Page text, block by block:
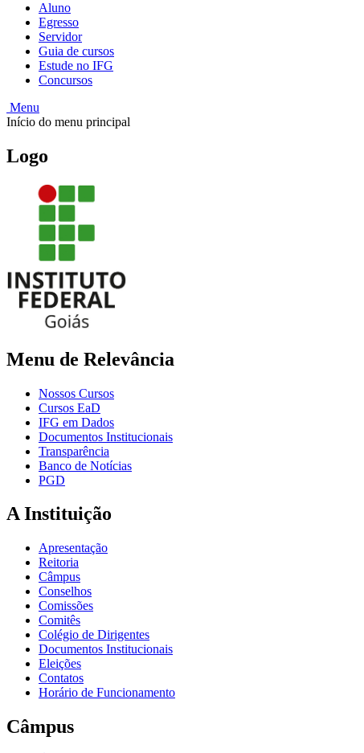
Aluno
Egresso
Servidor
Guia de cursos
Estude no IFG
Concursos
Menu
Início do menu principal
Logo
Menu de Relevância
Nossos Cursos
Cursos EaD
IFG em Dados
Documentos Institucionais
Transparência
Banco de Notícias
PGD
A Instituição
Apresentação
Reitoria
Câmpus
Conselhos
Comissões
Comitês
Colégio de Dirigentes
Documentos Institucionais
Eleições
Contatos
Horário de Funcionamento
Câmpus